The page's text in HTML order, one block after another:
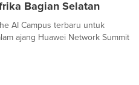
Bagian Selatan
AI Campus terbaru untuk
ajang Huawei Network Summit